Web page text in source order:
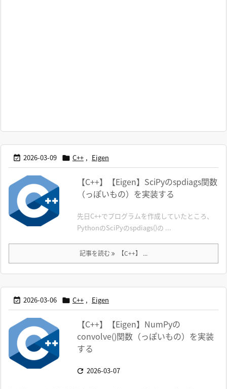
 2026-03-09  C++ , Eigen
【C++】【Eigen】SciPyのspdiags関数
（っぽいもの）を実装する
先日C++でプログラムを作成していたところ、
PythonのSciPyのspdiags()の ...
記事を読む 【C++】 ...
 2026-03-06  C++ , Eigen
【C++】【Eigen】NumPyの
convolve()関数（っぽいもの）を実装
する
 2026-03-07